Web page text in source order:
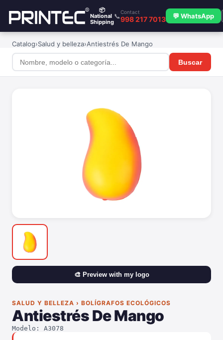
📦
National
Shipping
📞
Contact
998 217 7013 💬 WhatsApp
Catalog›Salud y belleza›Antiestrés De Mango
Buscar
🎨 Preview with my logo
SALUD Y BELLEZA › BOLÍGRAFOS ECOLÓGICOS
Antiestrés De Mango
Modelo: A3078